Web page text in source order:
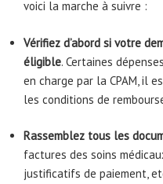
voici la marche à suivre :
Vérifiez d’abord si votre
éligible. Certaines
en charge par la CPAM, il
les conditions de
Rassemblez tous les
factures des soins
justificatifs de paiement,